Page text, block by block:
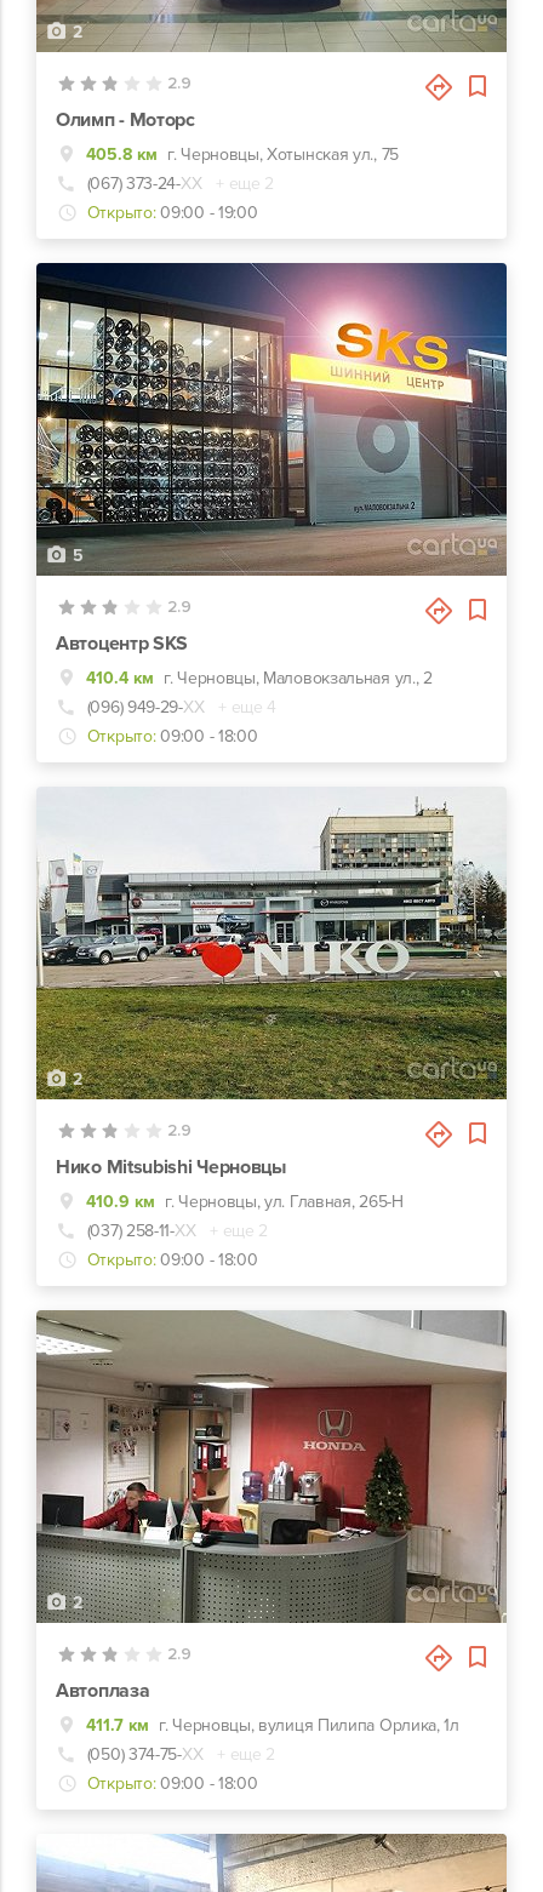
2
2.9
Олимп - Моторс
405.8 км г. Черновцы, Хотынская ул., 75
(067) 373-24-ХХ
+ еще 2
Открыто: 09:00 - 19:00
5
2.9
Автоцентр SKS
410.4 км г. Черновцы, Маловокзальная ул., 2
(096) 949-29-ХХ
+ еще 4
Открыто: 09:00 - 18:00
2
2.9
Нико Mitsubishi Черновцы
410.9 км г. Черновцы, ул. Главная, 265-Н
(037) 258-11-ХХ
+ еще 2
Открыто: 09:00 - 18:00
2
2.9
Автоплаза
411.7 км г. Черновцы, вулиця Пилипа Орлика, 1л
(050) 374-75-ХХ
+ еще 2
Открыто: 09:00 - 18:00